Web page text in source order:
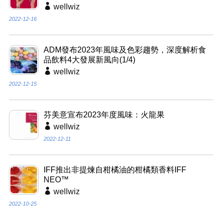
wellwiz
2022-12-16
ADM發布2023年風味及色彩趨勢，深度解析食
品飲料4大發展新風向(1/4)
wellwiz
2022-12-15
芬美意宣布2023年度風味：火龍果
wellwiz
2022-12-11
IFF推出非提煉自柑橘油的柑橘類香料IFF
NEO™
wellwiz
2022-10-25